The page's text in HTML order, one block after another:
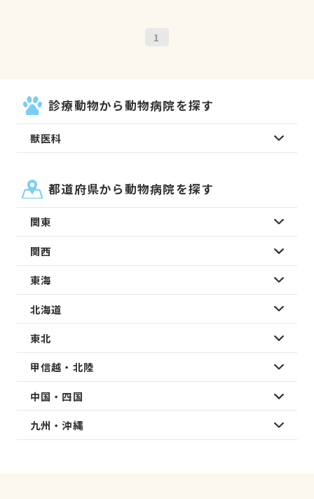
1
診療動物から動物病院を探す
獣医科
都道府県から動物病院を探す
関東
関西
東海
北海道
東北
甲信越・北陸
中国・四国
九州・沖縄